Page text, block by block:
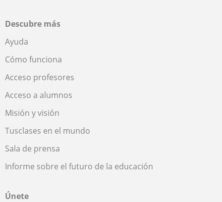
Descubre más
Ayuda
Cómo funciona
Acceso profesores
Acceso a alumnos
Misión y visión
Tusclases en el mundo
Sala de prensa
Informe sobre el futuro de la educación
Únete